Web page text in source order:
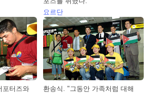
요르단
포터즈와
환송식. "그동안 가족처럼 대해